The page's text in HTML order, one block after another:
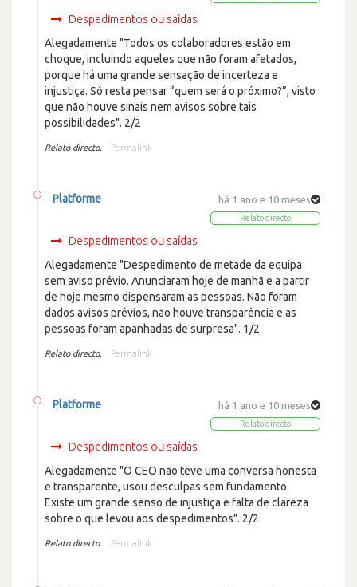
Despedimentos ou saídas
Alegadamente "Todos os colaboradores estão em
choque, incluindo aqueles que não foram afetados,
porque há uma grande sensação de incerteza e
injustiça. Só resta pensar “quem será o próximo?”, visto
que não houve sinais nem avisos sobre tais
possibilidades". 2/2
Relato directo. Permalink
há 1 ano e 10 meses
Relato directo
Platforme
Despedimentos ou saídas
Alegadamente "Despedimento de metade da equipa
sem aviso prévio. Anunciaram hoje de manhã e a partir
de hoje mesmo dispensaram as pessoas. Não foram
dados avisos prévios, não houve transparência e as
pessoas foram apanhadas de surpresa". 1/2
Relato directo. Permalink
há 1 ano e 10 meses
Relato directo
Platforme
Despedimentos ou saídas
Alegadamente "O CEO não teve uma conversa honesta
e transparente, usou desculpas sem fundamento.
Existe um grande senso de injustiça e falta de clareza
sobre o que levou aos despedimentos". 2/2
Relato directo. Permalink